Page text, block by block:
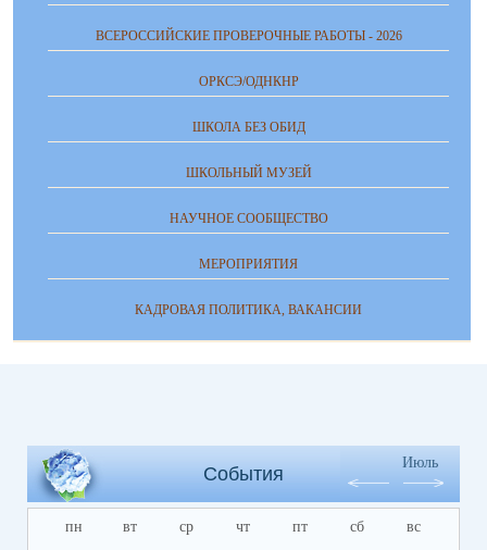
ВСЕРОССИЙСКИЕ ПРОВЕРОЧНЫЕ РАБОТЫ - 2026
ОРКСЭ/ОДНКНР
ШКОЛА БЕЗ ОБИД
ШКОЛЬНЫЙ МУЗЕЙ
НАУЧНОЕ СООБЩЕСТВО
МЕРОПРИЯТИЯ
КАДРОВАЯ ПОЛИТИКА, ВАКАНСИИ
События
Июль
пн вт ср чт пт сб вс